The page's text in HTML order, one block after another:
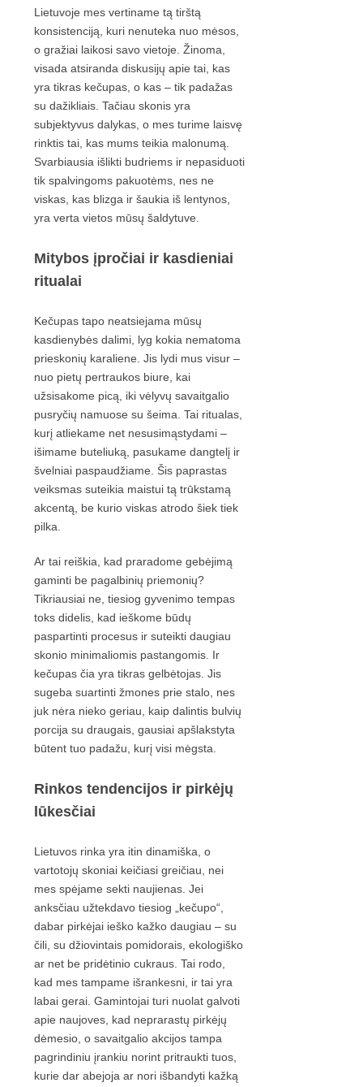
Lietuvoje mes vertiname tą tirštą
konsistenciją, kuri nenuteka nuo mėsos,
o gražiai laikosi savo vietoje. Žinoma,
visada atsiranda diskusijų apie tai, kas
yra tikras kečupas, o kas – tik padažas
su dažikliais. Tačiau skonis yra
subjektyvus dalykas, o mes turime laisvę
rinktis tai, kas mums teikia malonumą.
Svarbiausia išlikti budriems ir nepasiduoti
tik spalvingoms pakuotėms, nes ne
viskas, kas blizga ir šaukia iš lentynos,
yra verta vietos mūsų šaldytuve.
Mitybos įpročiai ir kasdieniai
ritualai
Kečupas tapo neatsiejama mūsų
kasdienybės dalimi, lyg kokia nematoma
prieskonių karaliene. Jis lydi mus visur –
nuo pietų pertraukos biure, kai
užsisakome picą, iki vėlyvų savaitgalio
pusryčių namuose su šeima. Tai ritualas,
kurį atliekame net nesusimąstydami –
išimame buteliuką, pasukame dangtelį ir
švelniai paspaudžiame. Šis paprastas
veiksmas suteikia maistui tą trūkstamą
akcentą, be kurio viskas atrodo šiek tiek
pilka.
Ar tai reiškia, kad praradome gebėjimą
gaminti be pagalbinių priemonių?
Tikriausiai ne, tiesiog gyvenimo tempas
toks didelis, kad ieškome būdų
paspartinti procesus ir suteikti daugiau
skonio minimaliomis pastangomis. Ir
kečupas čia yra tikras gelbėtojas. Jis
sugeba suartinti žmones prie stalo, nes
juk nėra nieko geriau, kaip dalintis bulvių
porcija su draugais, gausiai apšlakstyta
būtent tuo padažu, kurį visi mėgsta.
Rinkos tendencijos ir pirkėjų
lūkesčiai
Lietuvos rinka yra itin dinamiška, o
vartotojų skoniai keičiasi greičiau, nei
mes spėjame sekti naujienas. Jei
anksčiau užtekdavo tiesiog „kečupo“,
dabar pirkėjai ieško kažko daugiau – su
čili, su džiovintais pomidorais, ekologiško
ar net be pridėtinio cukraus. Tai rodo,
kad mes tampame išrankesni, ir tai yra
labai gerai. Gamintojai turi nuolat galvoti
apie naujoves, kad neprarastų pirkėjų
dėmesio, o savaitgalio akcijos tampa
pagrindiniu įrankiu norint pritraukti tuos,
kurie dar abejoja ar nori išbandyti kažką